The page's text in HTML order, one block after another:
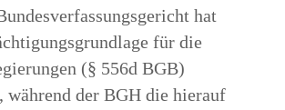
hat
für die
(§ 556d BGB)
während der BGH die hierauf